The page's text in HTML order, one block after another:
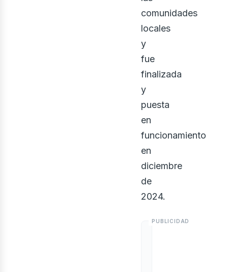
comunidades
locales
y
fue
finalizada
y
puesta
en
funcionamiento
en
diciembre
de
2024.